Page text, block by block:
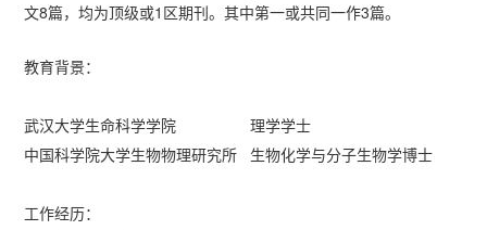
文8篇，均为顶级或1区期刊。其中第一或共同一作3篇。
教育背景：
武汉大学生命科学学院 理学学士
中国科学院大学生物物理研究所 生物化学与分子生物学博士
工作经历：